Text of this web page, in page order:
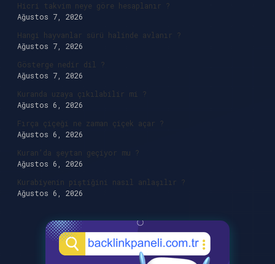
Hicri takvim neye göre hesaplanır ?
Ağustos 7, 2026
Hangi hayvanlar sürü halinde avlanır ?
Ağustos 7, 2026
Gösterge nedir dil ?
Ağustos 7, 2026
Kuranda uzaya çıkılabilir mi ?
Ağustos 6, 2026
Fırça çiçeği ne zaman çiçek açar ?
Ağustos 6, 2026
Kuran’da şeytan geçiyor mu ?
Ağustos 6, 2026
Kurabiyenin piştiğini nasıl anlaşılır ?
Ağustos 6, 2026